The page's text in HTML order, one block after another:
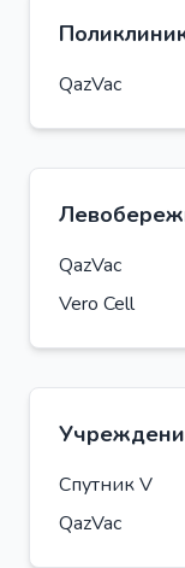
QazVac
QazVac
Vero Cell
Спутник V
QazVac